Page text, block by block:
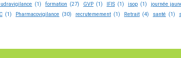
(1) formation (27) GVP (1) IFIS (1) isop (1) journée
(1) Pharmacovigilance (30) recrutemement (1) Retrait (4) santé (1)